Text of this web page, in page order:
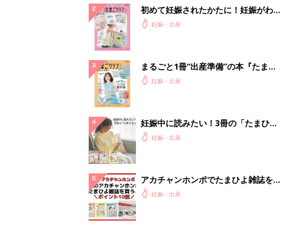
初めて妊娠されたかたに！妊娠がわか
ったら最初に読む本『初めてのたまご
妊娠・出産
まるごと1冊“出産準備”の本『たまご
クラブ 夏号』〈スペシャル大特集〉
妊娠・出産
妊娠中に読みたい！3冊の「たまひ
よ」妊娠・出産
アカチャンホンポでたまひよ雑誌を買
うとポイント10倍【期間限定】
妊娠・出産